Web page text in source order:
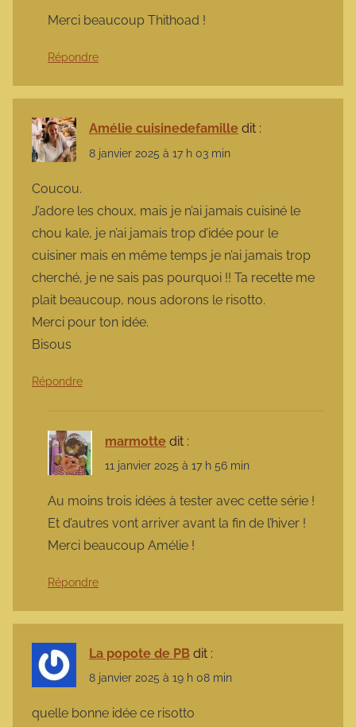
Merci beaucoup Thithoad !
Répondre
Amélie cuisinedefamille dit :
8 janvier 2025 à 17 h 03 min
Coucou.
J’adore les choux, mais je n’ai jamais cuisiné le
chou kale, je n’ai jamais trop d’idée pour le
cuisiner mais en même temps je n’ai jamais trop
cherché, je ne sais pas pourquoi !! Ta recette me
plait beaucoup, nous adorons le risotto.
Merci pour ton idée.
Bisous
Répondre
marmotte dit :
11 janvier 2025 à 17 h 56 min
Au moins trois idées à tester avec cette série !
Et d’autres vont arriver avant la fin de l’hiver !
Merci beaucoup Amélie !
Répondre
La popote de PB dit :
8 janvier 2025 à 19 h 08 min
quelle bonne idée ce risotto